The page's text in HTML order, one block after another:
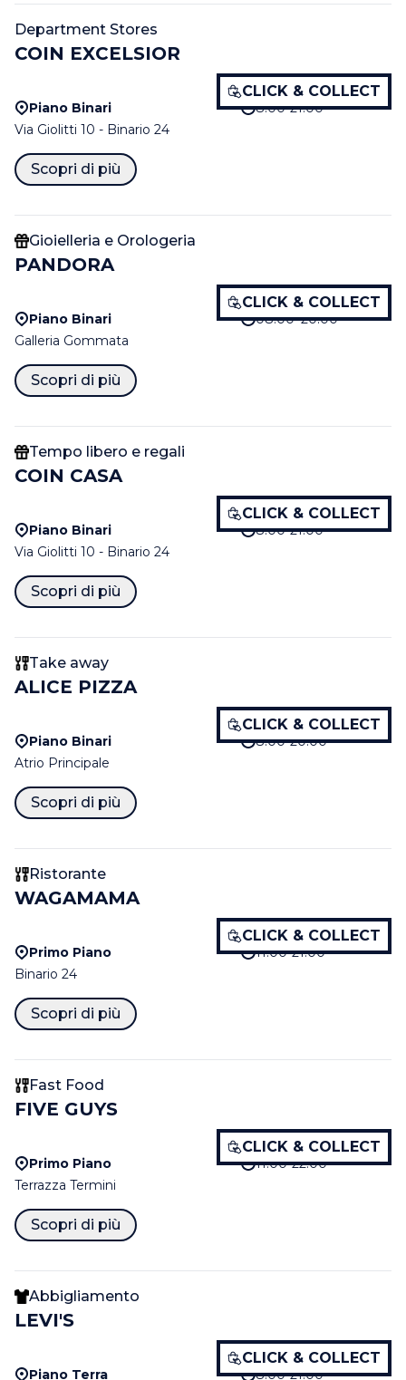
Department Stores
COIN EXCELSIOR
CLICK & COLLECT
Piano Binari
8.00-21.00
Via Giolitti 10 - Binario 24
Scopri di più
Gioielleria e Orologeria
PANDORA
CLICK & COLLECT
Piano Binari
08:00–20:00
Galleria Gommata
Scopri di più
Tempo libero e regali
COIN CASA
CLICK & COLLECT
Piano Binari
8.00-21.00
Via Giolitti 10 - Binario 24
Scopri di più
Take away
ALICE PIZZA
CLICK & COLLECT
Piano Binari
8.00-20.00
Atrio Principale
Scopri di più
Ristorante
WAGAMAMA
CLICK & COLLECT
Primo Piano
11.00-21.00
Binario 24
Scopri di più
Fast Food
FIVE GUYS
CLICK & COLLECT
Primo Piano
11.00-22.00
Terrazza Termini
Scopri di più
Abbigliamento
LEVI'S
CLICK & COLLECT
Piano Terra 8.00-21.00